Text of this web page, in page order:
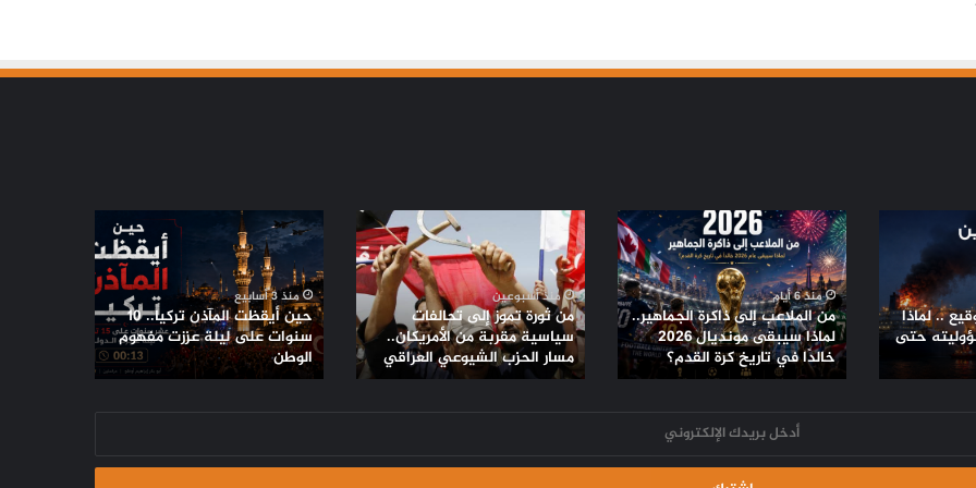
غير مسبوق
مسيّرة دمياط بلا توقيع .. لماذا لم يعلن
الفاعل مسؤوليته حتى الآن؟
ترامب يعلّق ضرباته ضد إيران.. اتفاق
مرتقب لإنهاء الحرب أم هدنة أخرى قابلة
للانهيار؟
.. لماذا
حتى
من
الملاعب
إلى
ذاكرة
الجماهير..
لماذا
سيبقى
مونديال
تاريخ
منذ 6 أيام
من الملاعب إلى ذاكرة الجماهير..
لماذا سيبقى مونديال 2026
خالدًا في تاريخ كرة القدم؟
من
ثورة
تموز
إلى
تحالفات
سياسية
مقربة
من
الشيوعي
منذ أسبوعين
من ثورة تموز إلى تحالفات
سياسية مقربة من الأمريكان..
مسار الحزب الشيوعي العراقي
حين
أيقظت
المآذن
تركيا..
10
سنوات
على
ليلة
منذ 3 أسابيع
حين أيقظت المآذن تركيا.. 10
سنوات على ليلة عززت مفهوم
الوطن